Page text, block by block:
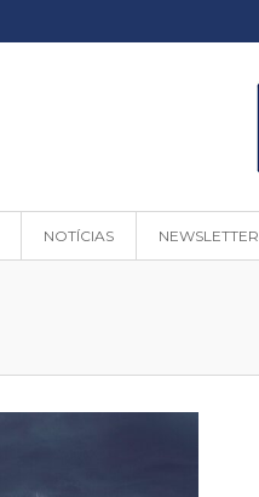
NOTÍCIAS NEWSLETTER